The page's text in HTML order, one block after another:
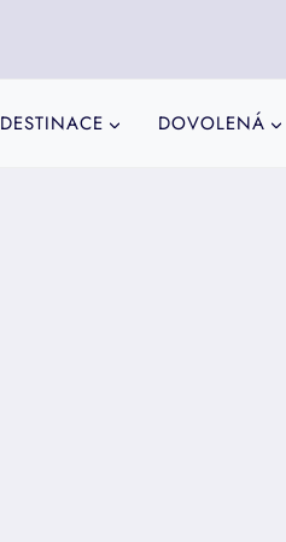
DESTINACE DOVOLENÁ